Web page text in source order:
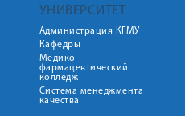
УНИВЕРСИТЕТ
Администрация КГМУ
Кафедры
Медико-
фармацевтический
колледж
Система менеджмента
качества